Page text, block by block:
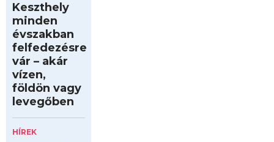
Keszthely
minden
évszakban
felfedezésre
vár – akár
vízen,
földön vagy
levegőben
HÍREK